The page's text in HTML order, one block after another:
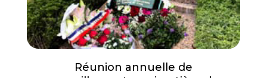
Réunion annuelle de